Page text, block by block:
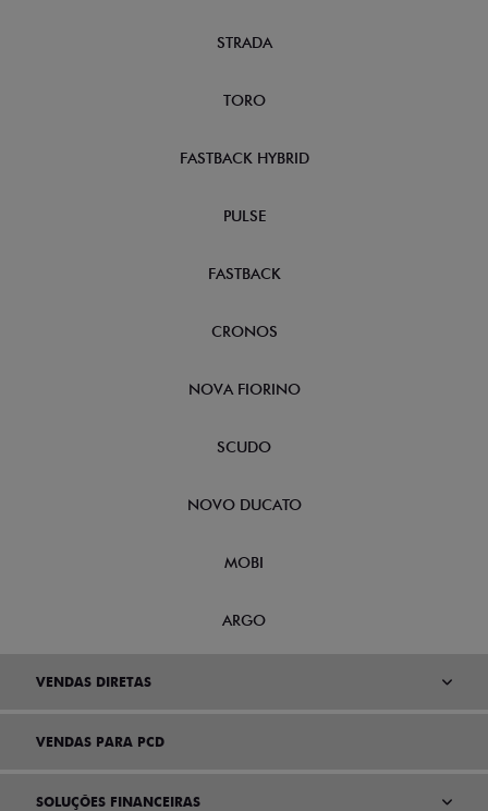
STRADA
TORO
FASTBACK HYBRID
PULSE
FASTBACK
CRONOS
NOVA FIORINO
SCUDO
NOVO DUCATO
MOBI
ARGO
VENDAS DIRETAS
VENDAS PARA PCD
SOLUÇÕES FINANCEIRAS